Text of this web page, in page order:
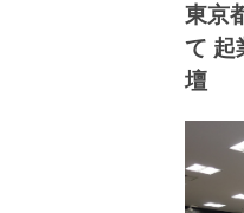
東京
て 起
壇